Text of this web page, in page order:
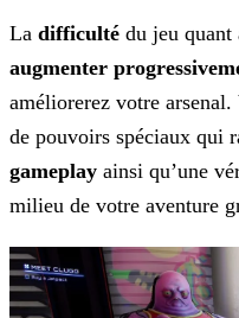
La difficulté du jeu quant
augmenter
améliorerez votre
de pouvoirs spéciaux qui
gameplay ainsi qu’une
milieu de votre aventure